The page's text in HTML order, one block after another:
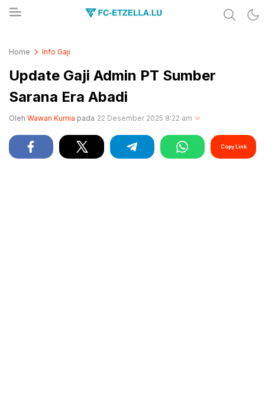
Home Info Gaji
Update Gaji Admin PT Sumber
Sarana Era Abadi
Oleh Wawan Kurnia pada 22 Desember 2025 8:22 am
Copy Link